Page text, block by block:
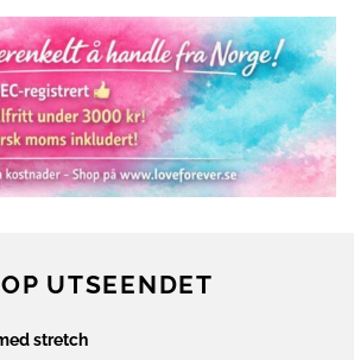
UTSEENDET
stretch